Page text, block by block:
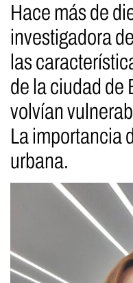
Hace más de
investigadora
las
de la ciudad de
volvían
La importancia
urbana.